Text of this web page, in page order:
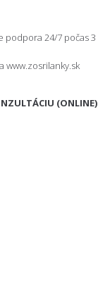
podpora 24/7 počas 3
www.zosrilanky.sk
(ONLINE)